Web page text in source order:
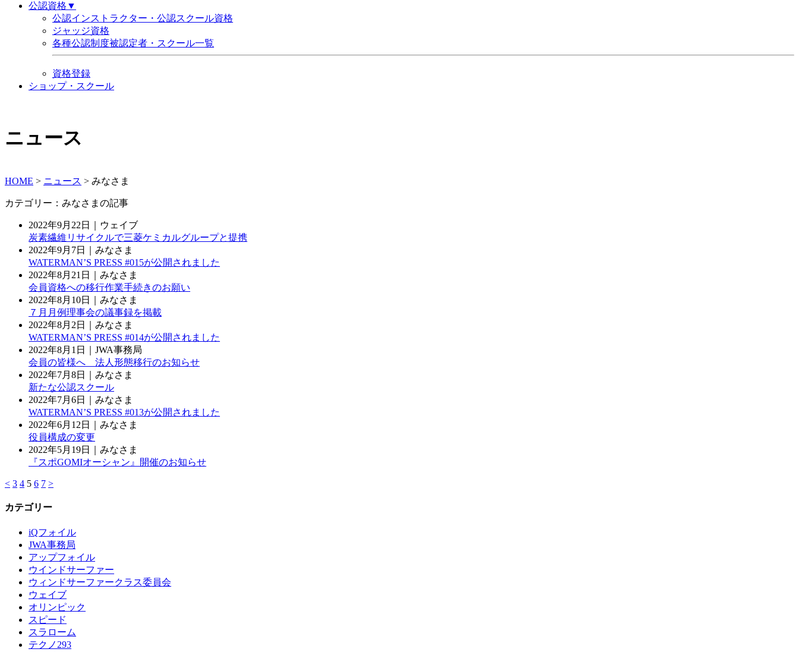
公認資格▼
公認インストラクター・公認スクール資格
ジャッジ資格
各種公認制度被認定者・スクール一覧
資格登録
ショップ・スクール
ニュース
HOME > ニュース > みなさま
カテゴリー：みなさまの記事
2022年9月22日｜ウェイブ
炭素繊維リサイクルで三菱ケミカルグループと提携
2022年9月7日｜みなさま
WATERMAN’S PRESS #015が公開されました
2022年8月21日｜みなさま
会員資格への移行作業手続きのお願い
2022年8月10日｜みなさま
７月月例理事会の議事録を掲載
2022年8月2日｜みなさま
WATERMAN’S PRESS #014が公開されました
2022年8月1日｜JWA事務局
会員の皆様へ 法人形態移行のお知らせ
2022年7月8日｜みなさま
新たな公認スクール
2022年7月6日｜みなさま
WATERMAN’S PRESS #013が公開されました
2022年6月12日｜みなさま
役員構成の変更
2022年5月19日｜みなさま
『スポGOMIオーシャン』開催のお知らせ
< 3 4 5 6 7 >
カテゴリー
iQフォイル
JWA事務局
アップフォイル
ウインドサーファー
ウィンドサーファークラス委員会
ウェイブ
オリンピック
スピード
スラローム
テクノ293